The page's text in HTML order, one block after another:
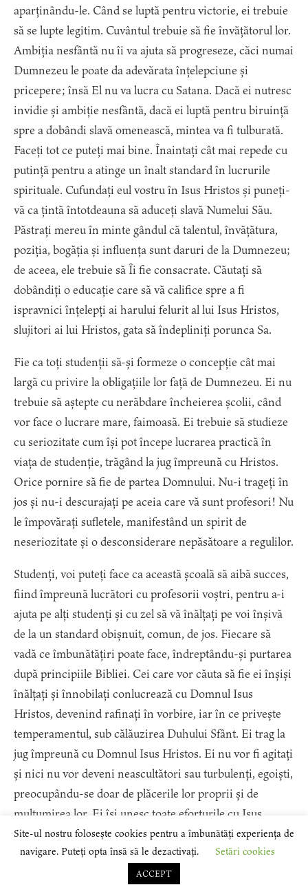
aparținându-le. Când se luptă pentru victorie, ei trebuie
să se lupte legitim. Cuvântul trebuie să fie învățătorul lor.
Ambiția nesfântă nu îi va ajuta să progreseze, căci numai
Dumnezeu le poate da adevărata înțelepciune și
pricepere; însă El nu va lucra cu Satana. Dacă ei nutresc
invidie și ambiție nesfântă, dacă ei luptă pentru biruință
spre a dobândi slavă omenească, mintea va fi tulburată.
Faceți tot ce puteți mai bine. Înaintați cât mai repede cu
putință pentru a atinge un înalt standard în lucrurile
spirituale. Cufundați eul vostru în Isus Hristos și puneți-
vă ca țintă întotdeauna să aduceți slavă Numelui Său.
Păstrați mereu în minte gândul că talentul, învățătura,
poziția, bogăția și influența sunt daruri de la Dumnezeu;
de aceea, ele trebuie să Îi fie consacrate. Căutați să
dobândiți o educație care să vă califice spre a fi
ispravnici înțelepți ai harului felurit al lui Isus Hristos,
slujitori ai lui Hristos, gata să îndepliniți porunca Sa.
Fie ca toți studenții să-și formeze o concepție cât mai
largă cu privire la obligațiile lor față de Dumnezeu. Ei nu
trebuie să aștepte cu nerăbdare încheierea școlii, când
vor face o lucrare mare, faimoasă. Ei trebuie să studieze
cu seriozitate cum își pot începe lucrarea practică în
viața de studenție, trăgând la jug împreună cu Hristos.
Orice pornire să fie de partea Domnului. Nu-i trageți în
jos și nu-i descurajați pe aceia care vă sunt profesori! Nu
le împovărați sufletele, manifestând un spirit de
neseriozitate și o desconsiderare nepăsătoare a regulilor.
Studenți, voi puteți face ca această școală să aibă succes,
fiind împreună lucrători cu profesorii voștri, pentru a-i
ajuta pe alți studenți și cu zel să vă înălțați pe voi înșivă
de la un standard obișnuit, comun, de jos. Fiecare să
vadă ce îmbunătățiri poate face, îndreptându-și purtarea
după principiile Bibliei. Cei care vor căuta să fie ei înșiși
înălțați și înnobilați conlucrează cu Domnul Isus
Hristos, devenind rafinați în vorbire, iar în ce privește
temperamentul, sub călăuzirea Duhului Sfânt. Ei trag la
jug împreună cu Domnul Isus Hristos. Ei nu vor fi agitați
și nici nu vor deveni neascultători sau turbulenți, egoiști,
preocupându-se doar de plăcerile lor proprii și de
mulțumirea lor. Ei își unesc toate eforturile cu Isus
Hristos ca mesageri ai harului și iubirii Sale, împărtășind
și altora din harul Său. Inimile lor bat la unison cu inima
lui Hristos. Ei sunt una cu Hristos în spirit, una cu
Site-ul nostru folosește cookies pentru a îmbunătăți experiența de
navigare. Puteți opta însă să le dezactivați.
Setări cookies
ACCEPT